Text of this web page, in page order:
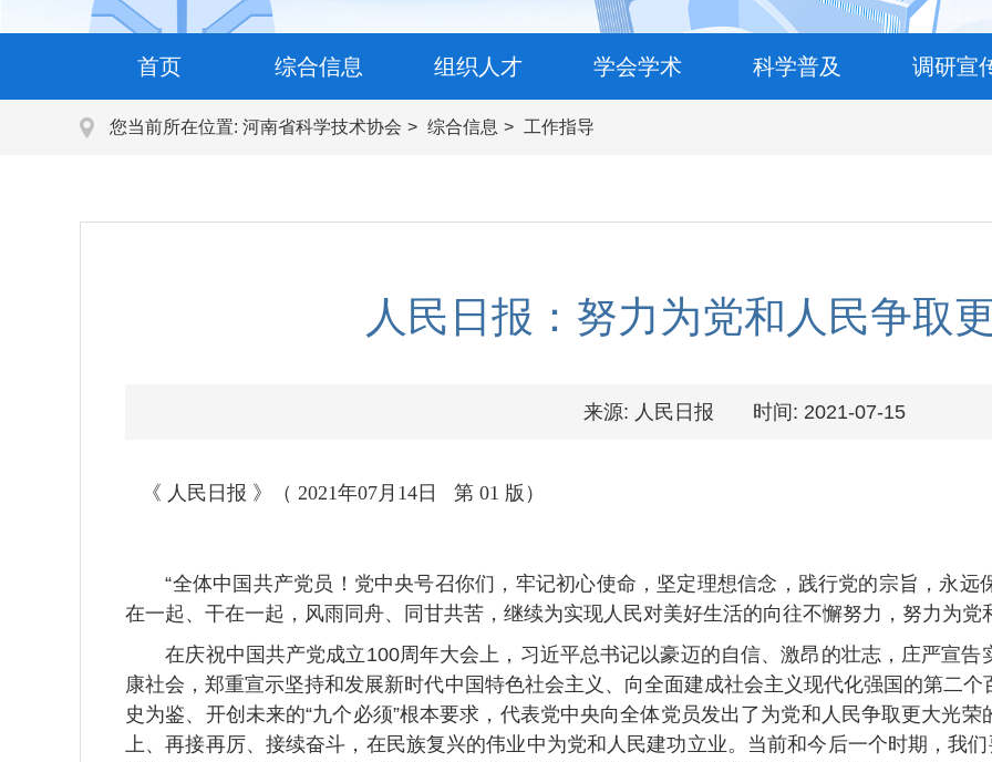
首页 综合信息 组织人才 学会学术 科学普及 调研宣
您当前所在位置: 河南省科学技术协会 综合信息 工作指导
人民日报：努力为党和人民争取
来源: 人民日报 时间: 2021-07-15
《 人民日报 》（ 2021年07月14日 第 01 版）
“全体中国共产党员！党中央号召你们，牢记初心使命，坚定理想信念，践行党的宗旨，永远
在一起、干在一起，风雨同舟、同甘共苦，继续为实现人民对美好生活的向往不懈努力，努力为党
在庆祝中国共产党成立100周年大会上，习近平总书记以豪迈的自信、激昂的壮志，庄严宣告
康社会，郑重宣示坚持和发展新时代中国特色社会主义、向全面建成社会主义现代化强国的第二
史为鉴、开创未来的“九个必须”根本要求，代表党中央向全体党员发出了为党和人民争取更大光
上、再接再厉、接续奋斗，在民族复兴的伟业中为党和人民建功立业。当前和今后一个时期，我